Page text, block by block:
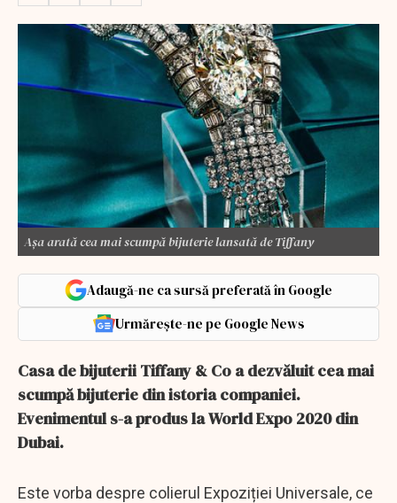
Așa arată cea mai scumpă bijuterie lansată de Tiffany
Adaugă-ne ca sursă preferată în Google
Urmărește-ne pe Google News
Casa de bijuterii Tiffany & Co a dezvăluit cea mai
scumpă bijuterie din istoria companiei.
Evenimentul s-a produs la World Expo 2020 din
Dubai.
Este vorba despre colierul Expoziției Universale, ce